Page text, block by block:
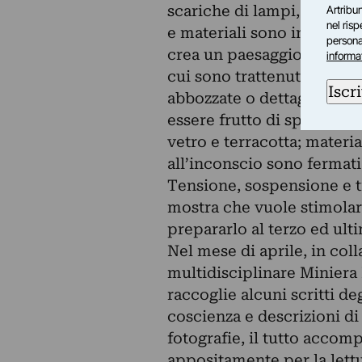
scariche di lampi, in un
e materiali sono in
crea un paesaggio
cui sono trattenuti
abbozzate o dettagliate.
essere frutto di spirali
vetro e terracotta;
all’inconscio sono
Tensione, sospensione e
mostra che vuole
prepararlo al terzo ed
Nel mese di aprile, in
multidisciplinare Miniera
raccoglie alcuni scritti
coscienza e descrizioni
fotografie, il tutto
nel